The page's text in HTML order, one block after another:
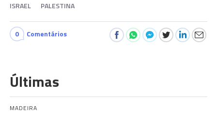
ISRAEL PALESTINA
0 Comentários
Últimas
MADEIRA